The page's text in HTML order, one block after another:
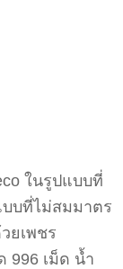
ในรูปแบบที่
บที่ไม่สมมาตร
ยเพชร
996 เม็ด น้ำ